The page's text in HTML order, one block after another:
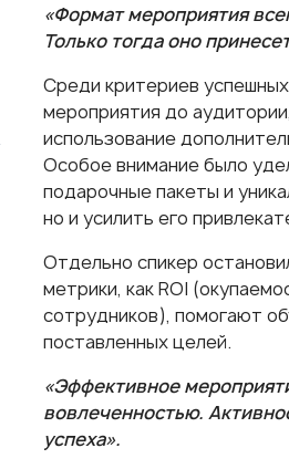
«Формат мероприятия
Только тогда оно
Среди критериев
мероприятия до
использование
Особое внимание было
подарочные пакеты и
но и усилить его
Отдельно спикер
метрики, как ROI
сотрудников), помогают
поставленных целей.
«Эффективное
вовлеченностью.
успеха».